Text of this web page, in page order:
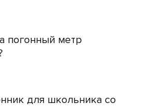
погонный метр
для школьника со